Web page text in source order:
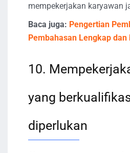
mempekerjakan karyawan
Baca juga: Pengertian
Pembahasan Lengkap dan
10.
yang
diperlukan